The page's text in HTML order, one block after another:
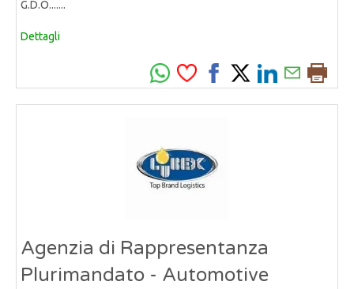
G.D.O.......
Dettagli
Agenzia di Rappresentanza
Plurimandato - Automotive